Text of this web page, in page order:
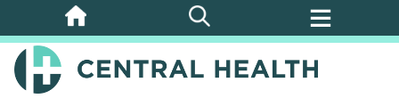
Bỏ
qua
nội